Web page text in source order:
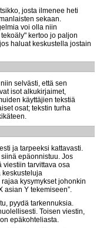
josta ilmenee heti
sekaan.
voi olla niin
kertoo jo paljon
haluat keskustella jostain
selvästi, että sen
isot alkukirjaimet,
käyttäjien tekstiä
osat; tekstin turha
ja tarpeeksi kattavasti.
epäonnistuu. Jos
tarvittava osa
keskusteluja
kysymykset johonkin
Y tekemiseen”.
pyydä tarkennuksia.
Toisen viestin,
epäkohteliasta.